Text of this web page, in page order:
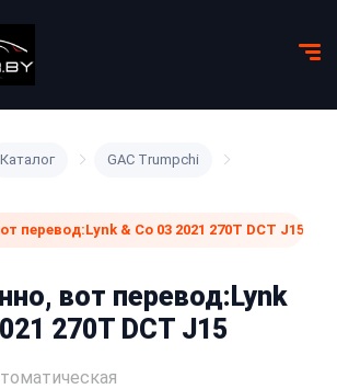
Каталог GAC Trumpchi
перевод:Lynk & Co 03 2021 270T DCT J15
вот перевод:Lynk
270T DCT J15